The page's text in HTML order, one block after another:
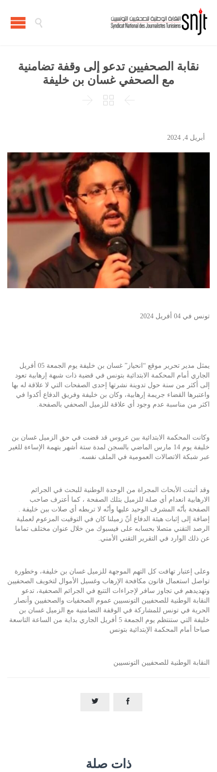

نقابة الصحفيين تدعو إلى وقفة تضامنية
مع الصحفي غسان بن خليفة



أبريل 4, 2024
تونس في 04 أفريل 2024
يمثل مدير تحرير موقع “انحياز” غسان بن خليفة يوم الجمعة 05 أفريل
الجاري أمام المحكمة الابتدائية بتونس في قضية ذات شبهة إرهابية تعود
إلى أكثر من سنة حول تدوينة نشرتها إحدى الصفحات التي لا علاقة له بها
واعتبرها القضاء جريمة إرهابية، وكان بن خليفة وفريق الدفاع أكدوا في
اكثر من مناسبة عدم وجود أي علاقة للزميل الصحفي بالصفحة.
وكانت المحكمة الابتدائية ببن عروس قد قضت في حق الزميل غسان بن
خليفة يوم 14 مارس الماضي بالسجن لمدة ستة أشهر بتهمة الإساءة للغير
عبر شبكة الاتصالات العمومية في الملف نفسه.
وقد أثبتت الأبحاث المجراة من الوحدة الوطنية للبحث في الجرائم
الارهابية انعدام أي صلة للزميل بتلك الصفحة ، كما أعترف صاحب
الصفحة بأنّه المشرف الوحيد عليها وأنّه لا تربطه أي صلات ببن خليفة .
إضافة إلى إثبات هيئة الدفاع أنّ زميلنا كان في التوقيت المزعوم لعملية
الرصد التقني متصلا بحسابه على فيسبوك من خلال عنوان مختلف تماما
عن ذلك الوارد في التقرير التقني الأمني.
وعلى إعتبار تهافت كل التهم الموجهة للزميل غسان بن خليفة، وخطورة
تواصل استعمال قانون مكافحة الإرهاب وغسيل الأموال لتخويف الصحفيين
وتهديدهم في تجاوز سافر لإجراءات التتبع في الجرائم الصحفية، تدعو
النقابة الوطنية للصحفيين التونسيين عموم الصحفيات والصحفيين وأنصار
الحرية في تونس للمشاركة في الوقفة التضامنية مع الزميل غسان بن
خليفة التي ستنتظم يوم الجمعة 5 أفريل الجاري بداية من الساعة التاسعة
صباحا أمام المحكمة الإبتدائية بتونس
النقابة الوطنية للصحفيين التونسيين


ذات صلة